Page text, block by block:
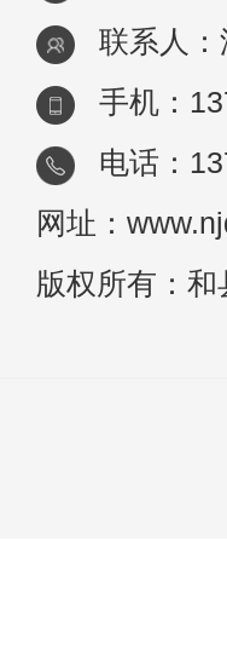
联系人：
手机：
电话：
网址：
版权所有：